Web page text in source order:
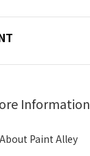
Information
About Paint Alley